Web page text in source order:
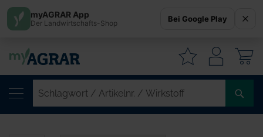
myAGRAR App
Der Landwirtschafts-Shop Bei Google Play